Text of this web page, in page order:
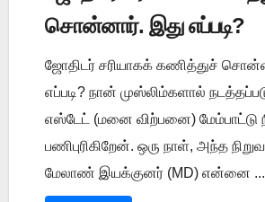
சொன்னார். இது எப்படி?
ஜோதிடர் சரியாகக் கணித்துச்
எப்படி? நான் முஸ்லிம்களால்
எஸ்டேட் (மனை விற்பனை) மேம்பாட்டு
பணிபுரிகிறேன். ஒரு நாள், அந்த
மேலாண் இயக்குனர் (MD) என்னை ...